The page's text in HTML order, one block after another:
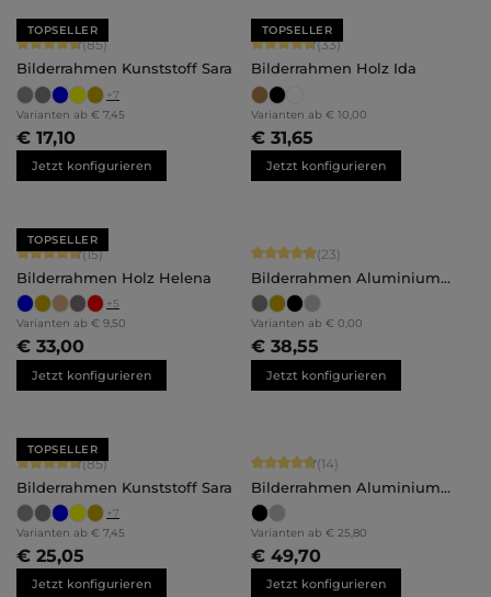
TOPSELLER
Durchschnittliche Bewertung von 4.71 von 5 Sternen
(85)
Bilderrahmen Kunststoff Sara
+7
Varianten ab € 7,45
€ 17,10
Jetzt konfigurieren
TOPSELLER
Durchschnittliche Bewertung von
(33)
Bilderrahmen Holz Ida
Varianten ab € 10,00
€ 31,65
Jetzt konfigurieren
TOPSELLER
Durchschnittliche Bewertung von 4.8 von 5 Sternen
(15)
Bilderrahmen Holz Helena
+5
Varianten ab € 9,50
€ 33,00
Jetzt konfigurieren
Durchschnittliche Bewertung von
(23)
Bilderrahmen Aluminium
Noah
Varianten ab € 0,00
€ 38,55
Jetzt konfigurieren
TOPSELLER
Durchschnittliche Bewertung von 4.71 von 5 Sternen
(85)
Bilderrahmen Kunststoff Sara
+7
Varianten ab € 7,45
€ 25,05
Jetzt konfigurieren
Durchschnittliche Bewertung von
(14)
Bilderrahmen Aluminium
Costa
Varianten ab € 25,80
€ 49,70
Jetzt konfigurieren